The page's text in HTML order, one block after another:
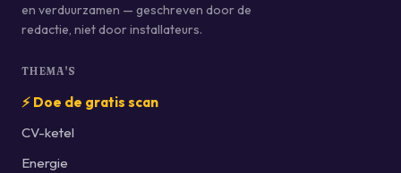
en verduurzamen — geschreven door de
redactie, niet door installateurs.
THEMA'S
⚡ Doe de gratis scan
CV-ketel
Energie